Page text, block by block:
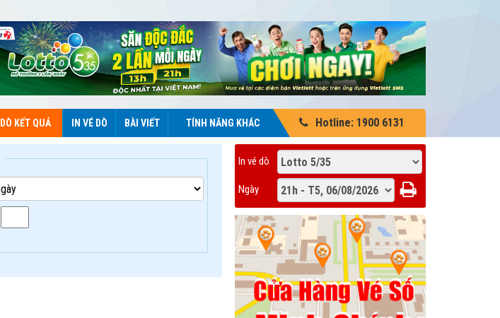
DÒ KẾT QUẢ IN VÉ DÒ BÀI VIẾT TÍNH NĂNG KHÁC Hotline: 1900 6131
In vé dò
Ngày